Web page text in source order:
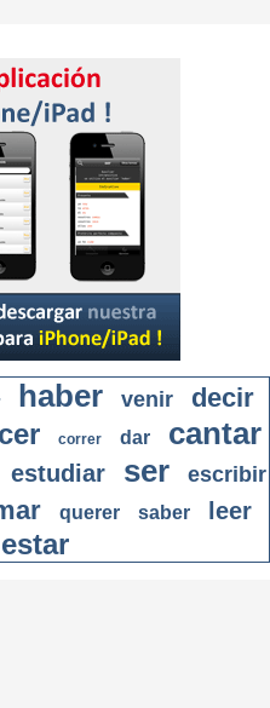
haber venir
decir
correr dar cantar
estudiar ser escribir
querer saber leer
estar